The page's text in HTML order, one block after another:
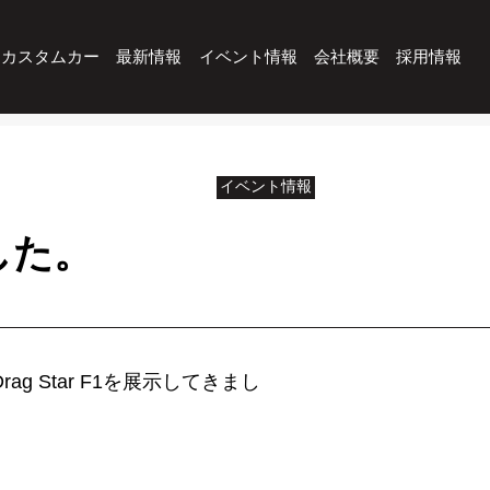
カスタムカー 最新情報 イベント情報 会社概要 採用情報
イベント情報
。
Star F1を展示してきまし